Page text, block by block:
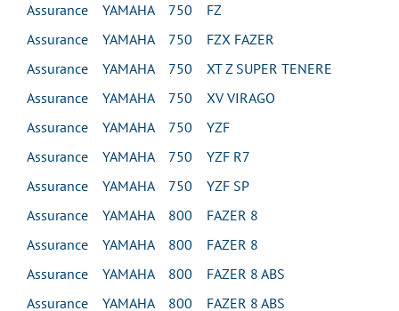
Assurance YAMAHA 750 FZ
Assurance YAMAHA 750 FZX FAZER
Assurance YAMAHA 750 XT Z SUPER TENERE
Assurance YAMAHA 750 XV VIRAGO
Assurance YAMAHA 750 YZF
Assurance YAMAHA 750 YZF R7
Assurance YAMAHA 750 YZF SP
Assurance YAMAHA 800 FAZER 8
Assurance YAMAHA 800 FAZER 8
Assurance YAMAHA 800 FAZER 8 ABS
Assurance YAMAHA 800 FAZER 8 ABS